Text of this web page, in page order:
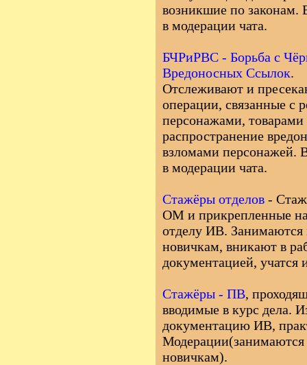
возникшие по законам.
в модерации чата.
БЧРиРВС - Борьба с
Вредоносных Ссылок.
Отслеживают и
операции, связанные с
персонажами,
распространение
взломами персонажей.
в модерации чата.
Стажёры отделов -
ОМ и прикрепленные
отделу ИВ.
новичкам, вникают в
документацией, учатся
Стажёры - ПВ,
вводимые в курс дела.
документацию ИВ,
новичкам).